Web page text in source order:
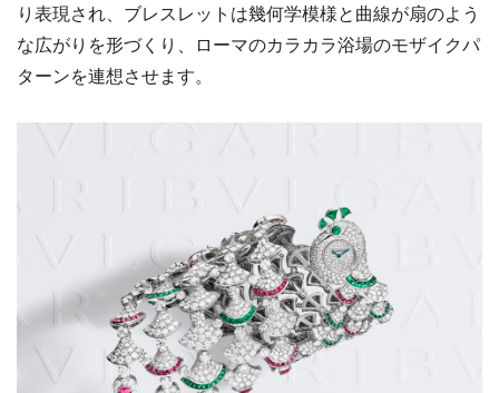
り表現され、ブレスレットは幾何学模様と曲線が扇のよう
な広がりを形づくり、ローマのカラカラ浴場のモザイクパ
ターンを連想させます。